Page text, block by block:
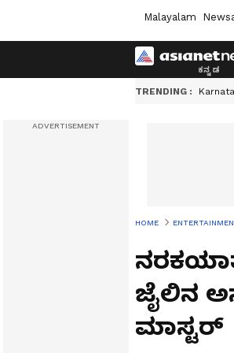
Malayalam
TRENDING :
HOME
ಜೈಲಿನ
ಮಾಸ್ಟರ್‌